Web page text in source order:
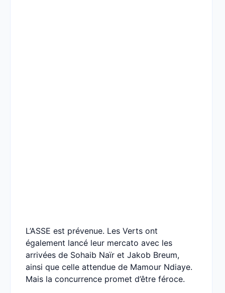
L’ASSE est prévenue. Les Verts ont
également lancé leur mercato avec les
arrivées de Sohaib Naïr et Jakob Breum,
ainsi que celle attendue de Mamour Ndiaye.
Mais la concurrence promet d’être féroce.